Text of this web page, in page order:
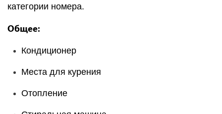
категории номера.
Общее:
Кондиционер
Места для курения
Отопление